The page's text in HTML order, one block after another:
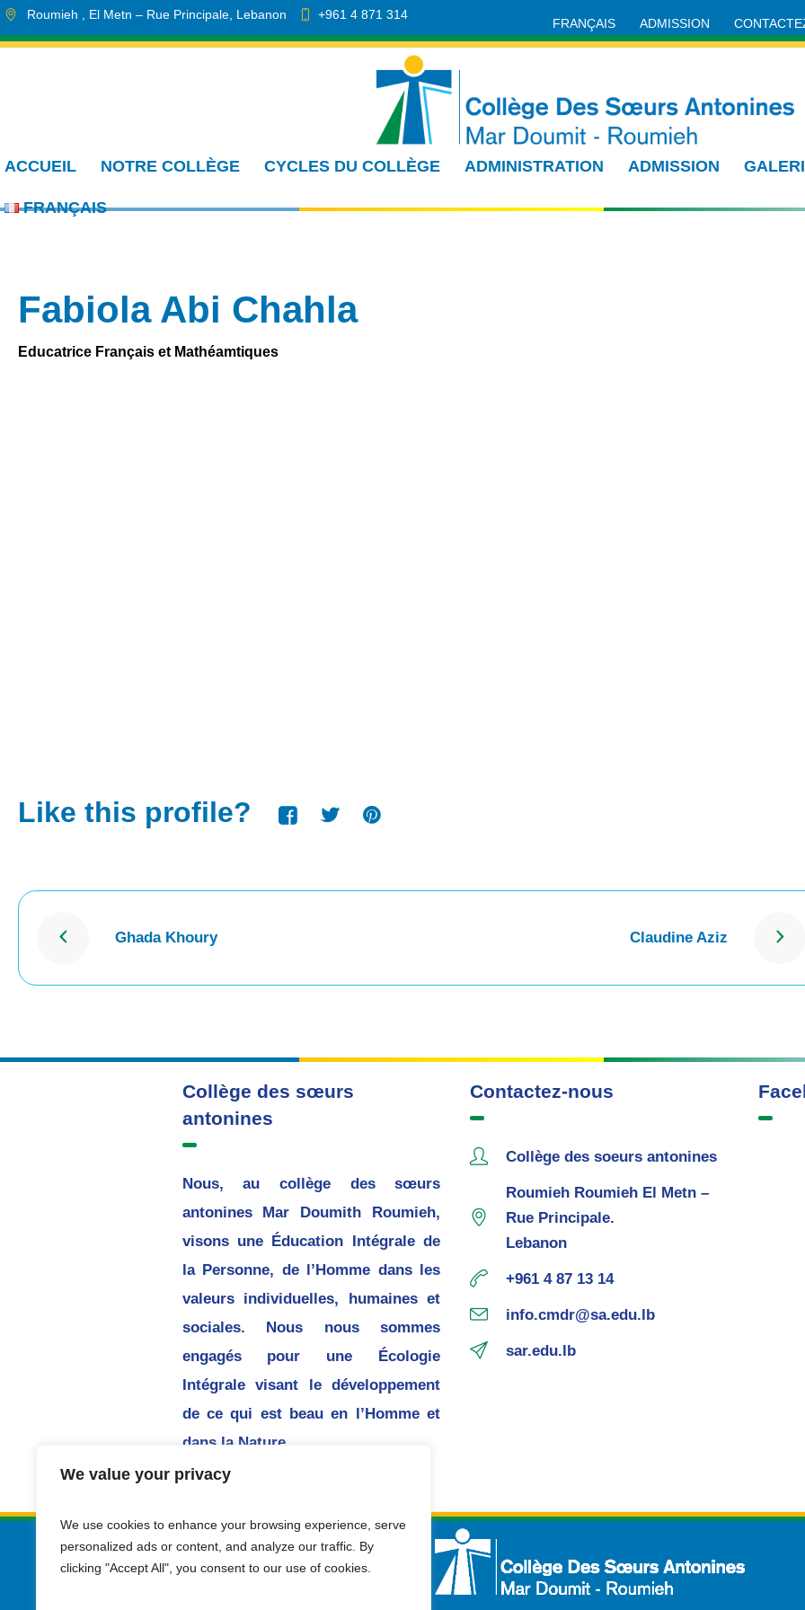
We value your privacy
We use cookies to enhance your browsing experience, serve
personalized ads or content, and analyze our traffic. By
clicking "Accept All", you consent to our use of cookies.
FRANÇAIS ADMISSION
Roumieh , El Metn – Rue Principale Lebanon
+961 4 871 314
info.cmdr@sa.edu.lb
ACCUEIL NOTRE COLLÈGE CYCLES DU COLLÈGE ADMINISTRATION ADMISSION
FRANÇAIS
Fabiola Abi Chahla
Educatrice Français et Mathéamtiques
Like this profile?
Ghada Khoury Claudine Aziz
Collège des sœurs
antonines
Nous, au collège des sœurs
antonines Mar Doumith Roumieh,
visons une Éducation Intégrale de
la Personne, de l’Homme dans les
valeurs individuelles, humaines et
sociales. Nous nous sommes
engagés pour une Écologie
Intégrale visant le développement
de ce qui est beau en l’Homme et
dans la Nature.
Contactez-nous
Collège des soeurs antonines
Roumieh Roumieh El Metn –
Rue Principale.
Lebanon
+961 4 87 13 14
info.cmdr@sa.edu.lb
sar.edu.lb